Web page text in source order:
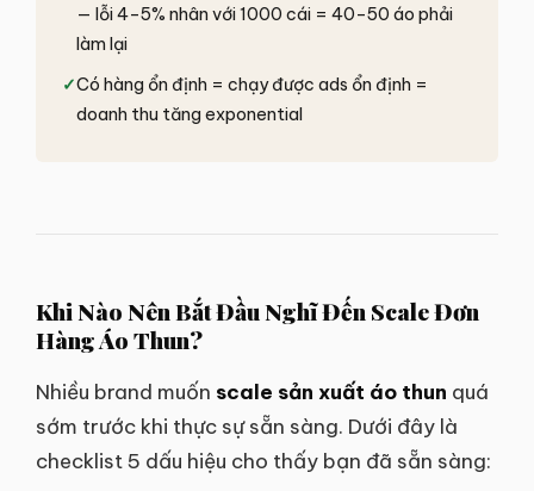
— lỗi 4–5% nhân với 1000 cái = 40–50 áo phải
làm lại
✓Có hàng ổn định = chạy được ads ổn định =
doanh thu tăng exponential
Khi Nào Nên Bắt Đầu Nghĩ Đến Scale Đơn
Hàng Áo Thun?
Nhiều brand muốn scale sản xuất áo thun quá
sớm trước khi thực sự sẵn sàng. Dưới đây là
checklist 5 dấu hiệu cho thấy bạn đã sẵn sàng: